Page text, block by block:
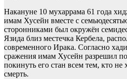
Накануне 10 мухаррама 61 года
имам Хусейн вместе с
сторонниками был окружён
Язида близ местечка Кербела,
современного Ирака. Согласно
сражения имам Хусейн разрешил
покинуть его стан всем тем, кто
смерть.